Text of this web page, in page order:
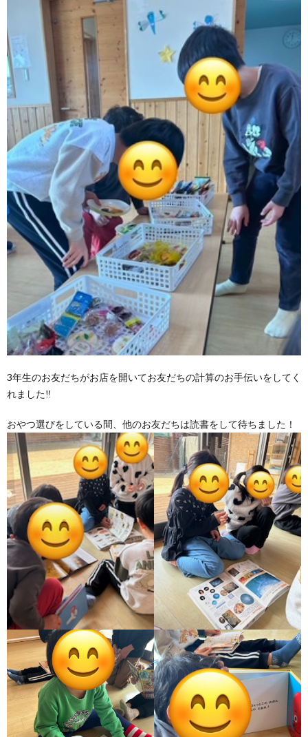
3年生のお友だちがお店を開いてお友だちの計算のお手伝いをしてく
れました‼️
おやつ選びをしている間、他のお友だちは読書をして待ちました！